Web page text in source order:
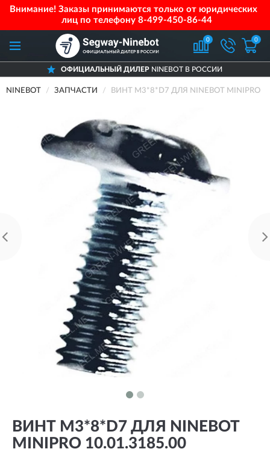
Внимание! Заказы принимаются только от юридических
лиц по телефону 8-499-450-86-44
0 0
ОФИЦИАЛЬНЫЙ ДИЛЕРNINEBOT В РОССИИ
NINEBOT ЗАПЧАСТИ ВИНТ M3*8*D7 ДЛЯ NINEBOT MINIPRO
ВИНТ M3*8*D7 ДЛЯ NINEBOT
MINIPRO 10.01.3185.00